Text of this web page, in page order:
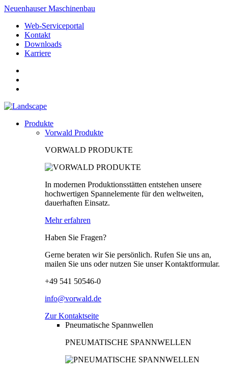
Neuenhauser Maschinenbau
Web-Serviceportal
Kontakt
Downloads
Karriere
Produkte
Vorwald Produkte
VORWALD PRODUKTE
In modernen Produktionsstätten entstehen unsere
hochwertigen Spannelemente für den weltweiten,
dauerhaften Einsatz.
Mehr erfahren
Haben Sie Fragen?
Gerne beraten wir Sie persönlich. Rufen Sie uns an,
mailen Sie uns oder nutzen Sie unser Kontaktformular.
+49 541 50546-0
info@vorwald.de
Zur Kontaktseite
Pneumatische Spannwellen
PNEUMATISCHE SPANNWELLEN